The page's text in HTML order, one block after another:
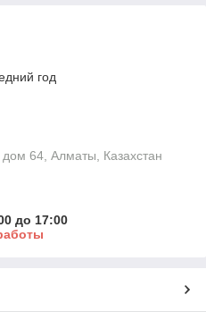
год
64, Алматы, Казахстан
до 17:00